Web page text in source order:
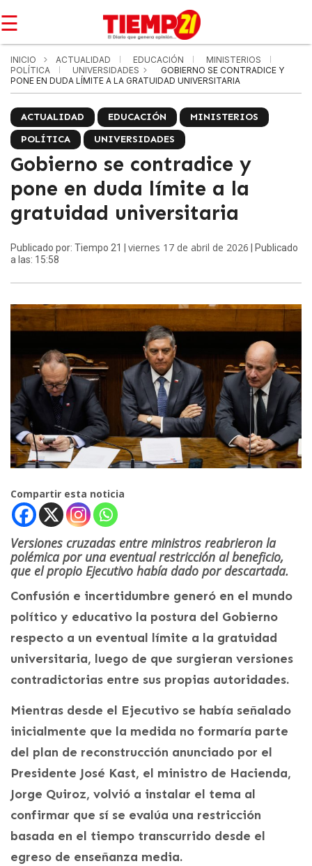
☰
INICIO ACTUALIDAD EDUCACIÓN
MINISTERIOS
POLÍTICA
UNIVERSIDADES
GOBIERNO SE CONTRADICE Y
PONE EN DUDA LÍMITE A LA GRATUIDAD UNIVERSITARIA
ACTUALIDAD EDUCACIÓN
MINISTERIOS
POLÍTICA
UNIVERSIDADES
Gobierno se contradice y
pone en duda límite a la
gratuidad universitaria
Publicado por: Tiempo 21 | viernes 17 de abril de 2026 | Publicado
a las: 15:58
Compartir esta noticia
Versiones cruzadas entre ministros reabrieron la
polémica por una eventual restricción al beneficio,
que el propio Ejecutivo había dado por descartada.
Confusión e incertidumbre generó en el mundo
político y educativo la postura del Gobierno
respecto a un eventual límite a la gratuidad
universitaria, luego de que surgieran versiones
contradictorias entre sus propias autoridades.
Mientras desde el Ejecutivo se había señalado
inicialmente que la medida no formaría parte
del plan de reconstrucción anunciado por el
Presidente José Kast, el ministro de Hacienda,
Jorge Quiroz, volvió a instalar el tema al
confirmar que sí se evalúa una restricción
basada en el tiempo transcurrido desde el
egreso de enseñanza media.